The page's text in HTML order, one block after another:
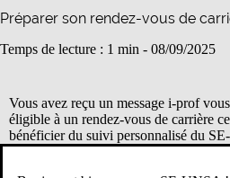
Préparer son rendez-vous de
Temps de lecture : 1 min - 08/09/2025
Vous avez reçu un message i-prof
éligible à un rendez-vous de carrière
bénéficier du suivi personnalisé du
accompagner dans votre évaluation.